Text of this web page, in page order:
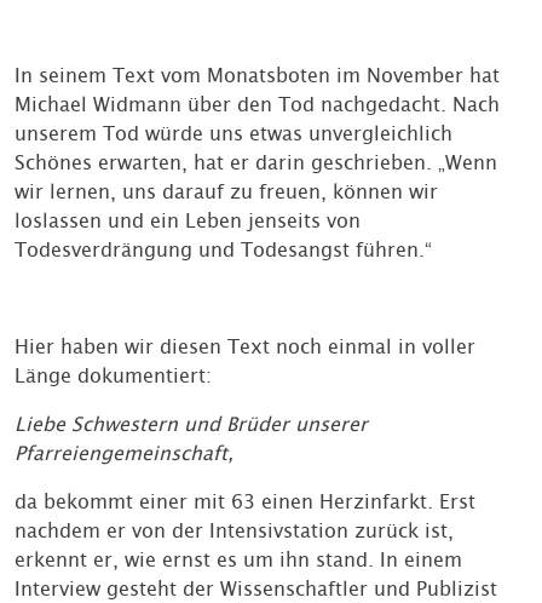
In seinem Text vom Monatsboten im November hat
Michael Widmann über den Tod nachgedacht. Nach
unserem Tod würde uns etwas unvergleichlich
Schönes erwarten, hat er darin geschrieben. „Wenn
wir lernen, uns darauf zu freuen, können wir
loslassen und ein Leben jenseits von
Todesverdrängung und Todesangst führen.“
Hier haben wir diesen Text noch einmal in voller
Länge dokumentiert:
Liebe Schwestern und Brüder unserer
Pfarreiengemeinschaft,
da bekommt einer mit 63 einen Herzinfarkt. Erst
nachdem er von der Intensivstation zurück ist,
erkennt er, wie ernst es um ihn stand. In einem
Interview gesteht der Wissenschaftler und Publizist